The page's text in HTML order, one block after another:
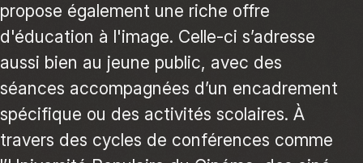
propose également une riche offre
d'éducation à l'image. Celle-ci s’adresse
aussi bien au jeune public, avec des
séances accompagnées d’un encadrement
spécifique ou des activités scolaires. À
travers des cycles de conférences comme